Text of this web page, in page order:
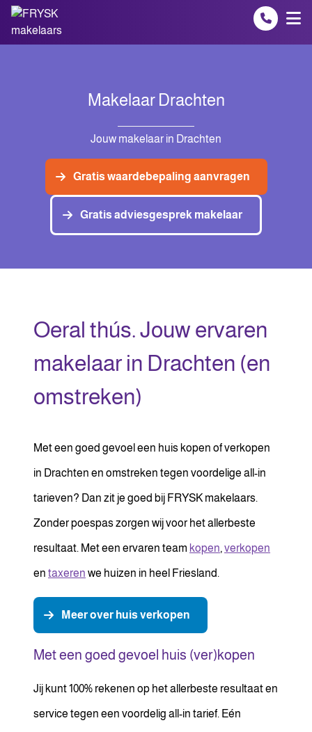
Spring naar inhoud
Makelaar Drachten
Jouw makelaar in Drachten
Gratis waardebepaling aanvragen
Gratis adviesgesprek makelaar
Oeral thús. Jouw ervaren
makelaar in Drachten (en
omstreken)
Met een goed gevoel een huis kopen of verkopen
in Drachten en omstreken tegen voordelige all-in
tarieven? Dan zit je goed bij FRYSK makelaars.
Zonder poespas zorgen wij voor het allerbeste
resultaat. Met een ervaren team kopen, verkopen
en taxeren we huizen in heel Friesland.
Meer over huis verkopen
Met een goed gevoel huis (ver)kopen
Jij kunt 100% rekenen op het allerbeste resultaat en
service tegen een voordelig all-in tarief. Eén